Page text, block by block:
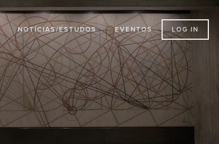
NOTÍCIAS/ESTUDOS EVENTOS LOG IN